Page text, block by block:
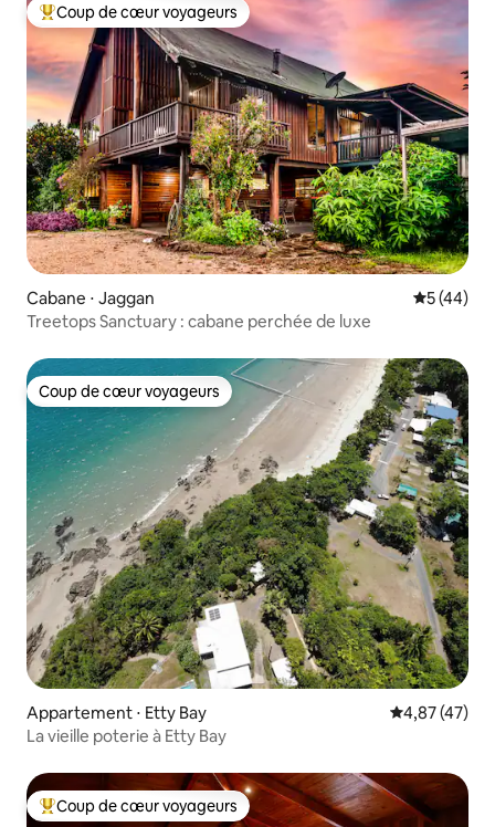
Coups de cœur voyageurs les plus appréciés
Coup de cœur voyageurs
Cabane ⋅ Jaggan
5 (44)
Treetops Sanctuary : cabane perchée de luxe
Coup de cœur voyageurs
Coup de cœur voyageurs
Appartement ⋅ Etty Bay Évaluation
4,87 (47)
La vieille poterie à Etty Bay
Coups de cœur voyageurs les plus appréciés
Coup de cœur voyageurs